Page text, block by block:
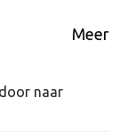
Meer
naar